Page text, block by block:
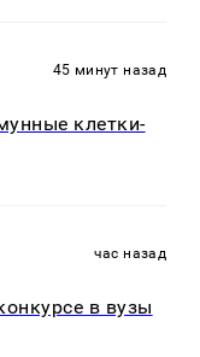
45 минут назад
клетки-
час назад
в вузы